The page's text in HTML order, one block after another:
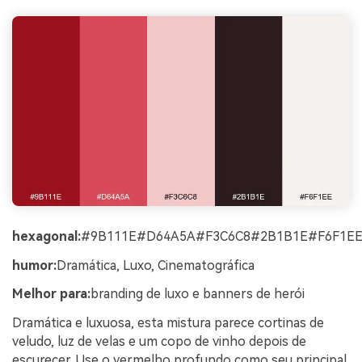
hexagonal:#9B111E#D64A5A#F3C6C8#2B1B1E#F6F1EE
humor:Dramática, Luxo, Cinematográfica
Melhor para:branding de luxo e banners de herói
Dramática e luxuosa, esta mistura parece cortinas de
veludo, luz de velas e um copo de vinho depois de